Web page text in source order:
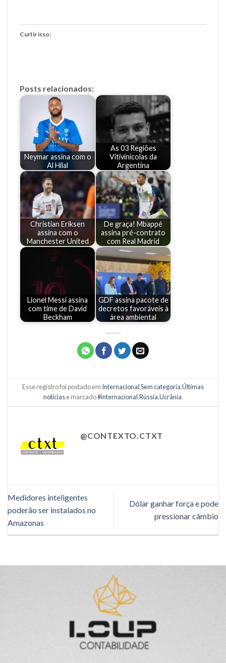
Curtir isso:
Posts relacionados:
Neymar assina com o
Al Hilal
As 03 Regiões
Vitivinícolas da
Argentina
Christian Eriksen
assina com o
Manchester United
De graça! Mbappé
assina pré-contrato
com Real Madrid
Lionel Messi assina
com time de David
Beckham
GDF assina pacote de
decretos favoráveis à
área ambiental
Esse registro foi postado em Internacional,Sem categoria,Últimas
notíciase marcado#internacional,Rússia,Ucrânia.
@CONTEXTO.CTXT
Medidores inteligentes
poderão ser instalados no
Amazonas
Dólar ganhar força e pode
pressionar câmbio